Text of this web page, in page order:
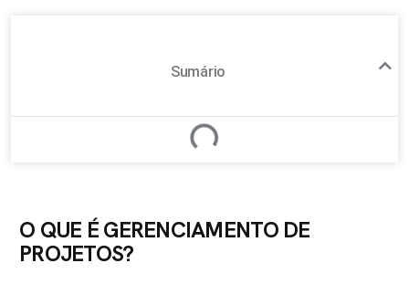
Sumário
O QUE É GERENCIAMENTO DE
PROJETOS?